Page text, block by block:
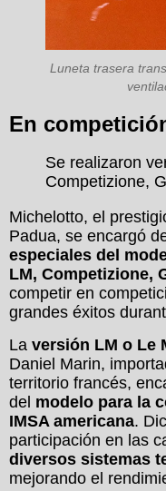
Luneta trasera
En
Se realizaron
Competizione,
Michelotto, el
Padua, se encargó
especiales del
LM, Competizione,
competir en
grandes éxitos
La versión LM o Le
Daniel Marin,
territorio francés,
del modelo para la
IMSA americana.
participación en las
diversos sistemas
mejorando el